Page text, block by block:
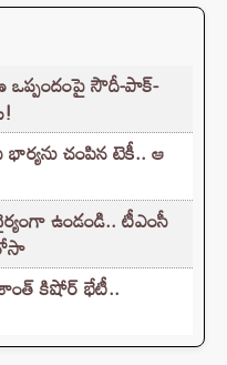
ఒప్పందంపై సౌదీ-పాక్-
చంపిన టెకీ.. ఆ
ఉండండి.. టీఎంసీ
కిషోర్ భేటీ..